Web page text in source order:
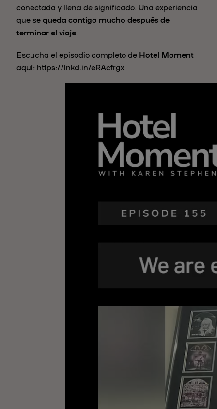
conectada y llena de significado. Una experiencia
que sequeda contigo mucho después de
terminar el viaje.
Escucha el episodio completo de Hotel Moment
aquí: https://lnkd.in/eRAcfrgx